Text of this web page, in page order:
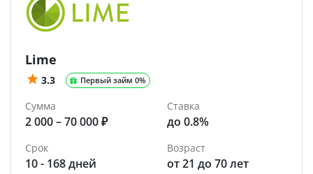
Lime
3.3 Первый займ 0%
Сумма
2 000 – 70 000 ₽
Ставка
до 0.8%
Срок
10 - 168 дней
Возраст
от 21 до 70 лет